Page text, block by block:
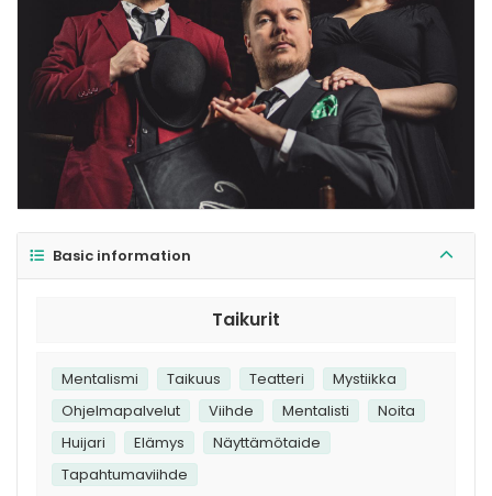
Basic information
Taikurit
Mentalismi Taikuus Teatteri
Mystiikka
Ohjelmapalvelut
Viihde Mentalisti
Noita
Huijari
Elämys
Näyttämötaide
Tapahtumaviihde